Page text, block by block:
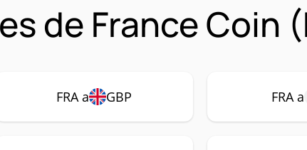
de France Coin
FRA a GBP FRA a